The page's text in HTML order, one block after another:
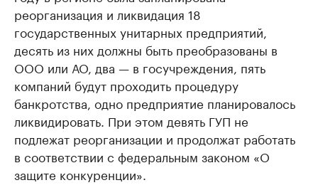
реорганизация и ликвидация 18
государственных унитарных предприятий,
десять из них должны быть преобразованы в
ООО или АО, два — в госучреждения, пять
компаний будут проходить процедуру
банкротства, одно предприятие планировалось
ликвидировать. При этом девять ГУП не
подлежат реорганизации и продолжат работать
в соответствии с федеральным законом «О
защите конкуренции».